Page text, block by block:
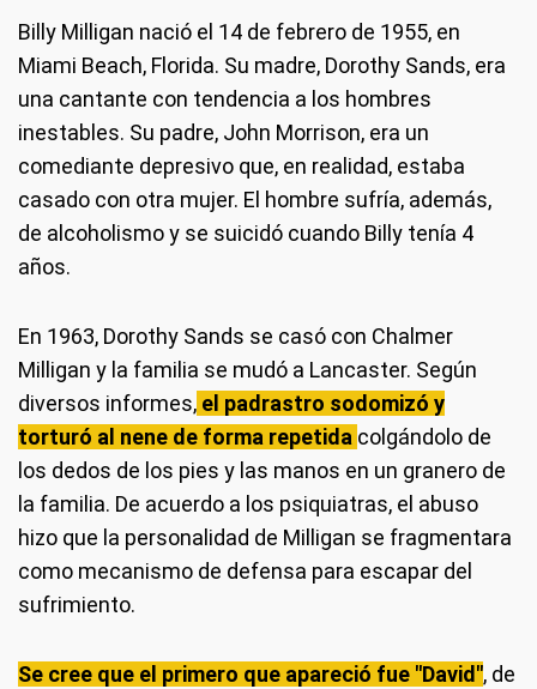
Billy Milligan nació el 14 de febrero de 1955, en
Miami Beach, Florida. Su madre, Dorothy Sands, era
una cantante con tendencia a los hombres
inestables. Su padre, John Morrison, era un
comediante depresivo que, en realidad, estaba
casado con otra mujer. El hombre sufría, además,
de alcoholismo y se suicidó cuando Billy tenía 4
años.
En 1963, Dorothy Sands se casó con Chalmer
Milligan y la familia se mudó a Lancaster. Según
diversos informes, el padrastro sodomizó y
torturó al nene de forma repetida colgándolo de
los dedos de los pies y las manos en un granero de
la familia. De acuerdo a los psiquiatras, el abuso
hizo que la personalidad de Milligan se fragmentara
como mecanismo de defensa para escapar del
sufrimiento.
Se cree que el primero que apareció fue "David", de